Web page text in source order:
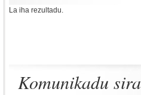
La iha rezultadu.
Komunikadu sira